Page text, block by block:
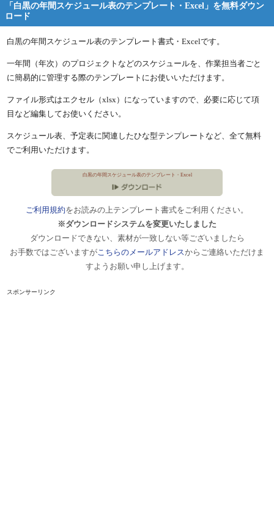
「白黒の年間スケジュール表のテンプレート・Excel」を無料ダウン
ロード
白黒の年間スケジュール表のテンプレート書式・Excelです。
一年間（年次）のプロジェクトなどのスケジュールを、作業担当者ごと
に簡易的に管理する際のテンプレートにお使いいただけます。
ファイル形式はエクセル（xlsx）になっていますので、必要に応じて項
目など編集してお使いください。
スケジュール表、予定表に関連したひな型テンプレートなど、全て無料
でご利用いただけます。
白黒の年間スケジュール表のテンプレート・Excel
ご利用規約をお読みの上テンプレート書式をご利用ください。
※ダウンロードシステムを変更いたしました
ダウンロードできない、素材が一致しない等ございましたら
お手数ではございますがこちらのメールアドレスからご連絡いただけま
すようお願い申し上げます。
スポンサーリンク